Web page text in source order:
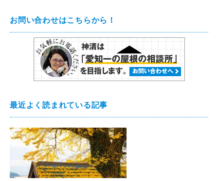
お問い合わせはこちらから！
最近よく読まれている記事